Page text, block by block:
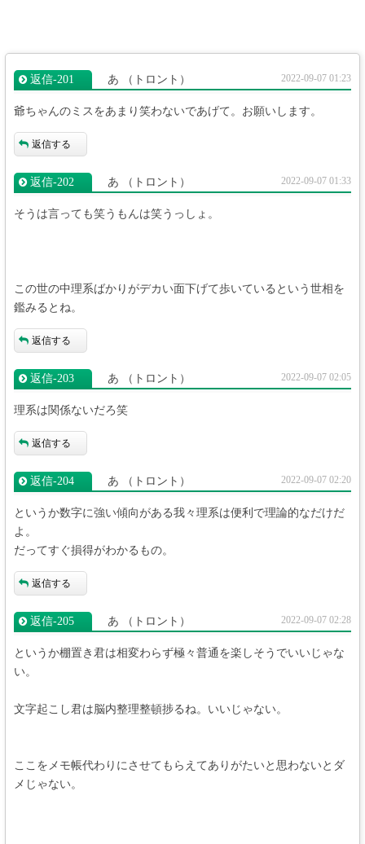
返信‐201 あ （トロント） 2022-09-07 01:23
爺ちゃんのミスをあまり笑わないであげて。お願いします。
返信する
返信‐202 あ （トロント） 2022-09-07 01:33
そうは言っても笑うもんは笑うっしょ。
この世の中理系ばかりがデカい面下げて歩いているという世相を
鑑みるとね。
返信する
返信‐203 あ （トロント） 2022-09-07 02:05
理系は関係ないだろ笑
返信する
返信‐204 あ （トロント） 2022-09-07 02:20
というか数字に強い傾向がある我々理系は便利で理論的なだけだ
よ。
だってすぐ損得がわかるもの。
返信する
返信‐205 あ （トロント） 2022-09-07 02:28
というか棚置き君は相変わらず極々普通を楽しそうでいいじゃな
い。
文字起こし君は脳内整理整頓捗るね。いいじゃない。
ここをメモ帳代わりにさせてもらえてありがたいと思わないとダ
メじゃない。